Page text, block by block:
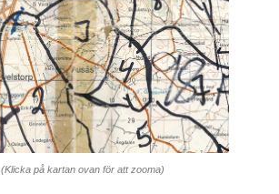
(Klicka på kartan ovan för att zooma)